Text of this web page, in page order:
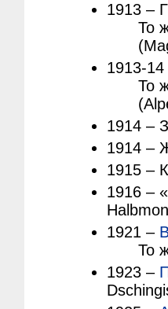
1913 –
То
1913-
То
1914 –
1914 –
1915 –
1916 –
1921 –
То
1923 –